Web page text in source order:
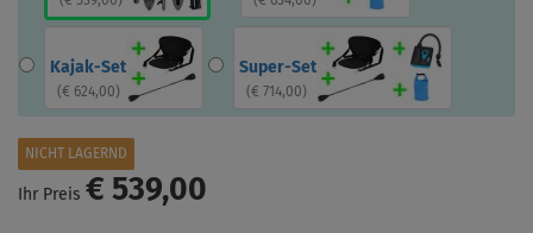
Kajak-Set
( € 624,00)
Super-Set
( € 714,00)
NICHT LAGERND
Ihr Preis € 539,00